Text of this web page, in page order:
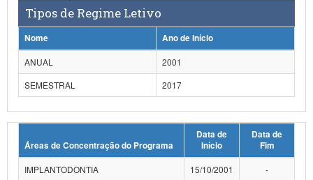
Tipos de Regime Letivo
Nome
Ano de Início
ANUAL
2001
SEMESTRAL
2017
Áreas de Concentração do Programa
Data de
Início
Data de
Fim
IMPLANTODONTIA
15/10/2001 -